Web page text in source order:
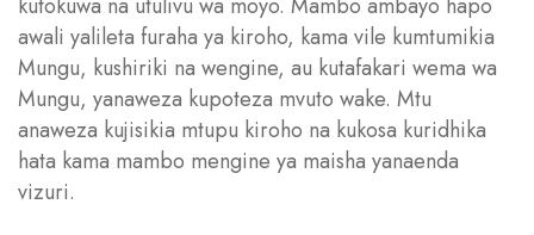
awali yalileta furaha ya kiroho, kama vile kumtumikia
Mungu, kushiriki na wengine, au kutafakari wema wa
Mungu, yanaweza kupoteza mvuto wake. Mtu
anaweza kujisikia mtupu kiroho na kukosa kuridhika
hata kama mambo mengine ya maisha yanaenda
vizuri.